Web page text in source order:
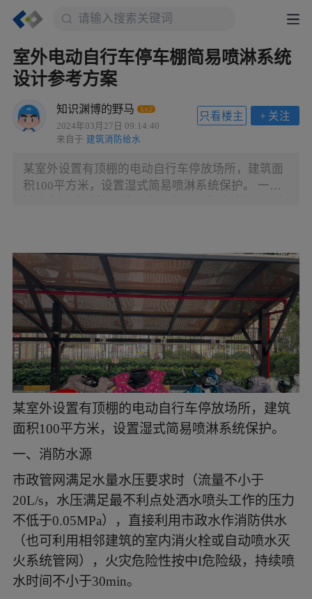
室外电动自行车停车棚简易喷淋系统
设计参考方案
知识渊博的野马 Lv.2
2024年03月27日 09:14:40
来自于 建筑消防给水
+ 关注
只看楼主
某室外设置有顶棚的电动自行车停放场所，建筑面
积100平方米，设置湿式简易喷淋系统保护。 一、
（也可利用相邻建筑的室内消火栓或自动喷水灭火
系统管网），火灾危险性按中I危险级，持续喷水时
间不小于30min。
某室外设置有顶棚的电动自行车停放场所，建筑
面积100平方米，设置湿式简易喷淋系统保护。
一、消防水源
市政管网满足水量水压要求时（流量不小于
20L/s，水压满足最不利点处洒水喷头工作的压力
不低于0.05MPa），直接利用市政水作消防供水
（也可利用相邻建筑的室内消火栓或自动喷水灭
火系统管网），火灾危险性按中I危险级，持续喷
水时间不小于30min。